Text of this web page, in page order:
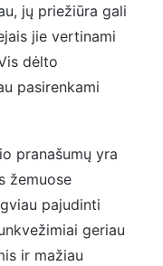
jų priežiūra gali
jie vertinami
dėlto
pasirenkami
pranašumų yra
žemuose
pajudinti
geriau
ir mažiau